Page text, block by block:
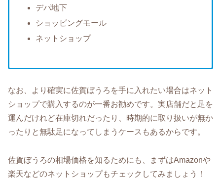
デパ地下
ショッピングモール
ネットショップ
なお、より確実に佐賀ぼうろを手に入れたい場合はネット
ショップで購入するのが一番お勧めです。実店舗だと足を
運んだけれど在庫切れだったり、時期的に取り扱いが無か
ったりと無駄足になってしまうケースもあるからです。
佐賀ぼうろの相場価格を知るためにも、まずはAmazonや
楽天などのネットショップもチェックしてみましょう！